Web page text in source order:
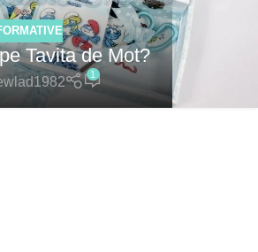
Tavita de Mot?
wlad1982
1